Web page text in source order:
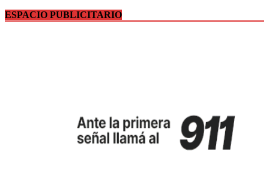
ESPACIO PUBLICITARIO